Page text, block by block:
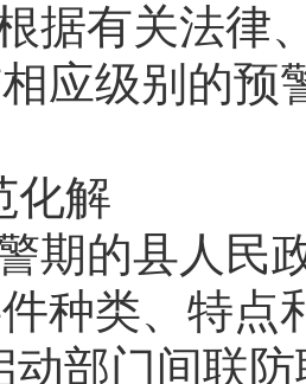
据有关法律
应级别的预
化解
期的县人民
种类、特点
动部门间联